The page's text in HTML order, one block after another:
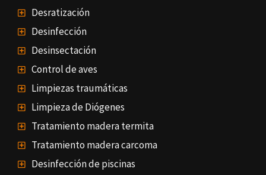
Desratización
Desinfección
Desinsectación
Control de aves
Limpiezas traumáticas
Limpieza de Diógenes
Tratamiento madera termita
Tratamiento madera carcoma
Desinfección de piscinas